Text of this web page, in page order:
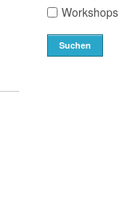
Workshops
Suchen